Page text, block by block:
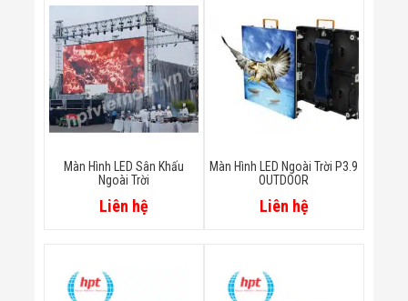
Sản - Đông
Lạnh
Giải Pháp Thiết
Bị Ngành Thực
Phẩm Đóng Gói
Giải Pháp Thiết
Bị Ngành May
Giải Pháp Thiết
Giải Pháp Thiết
Màn Hình LED Sân Khấu
Ngoài Trời
Liên hệ
Màn Hình LED Ngoài Trời P3.9
OUTDOOR
Liên hệ